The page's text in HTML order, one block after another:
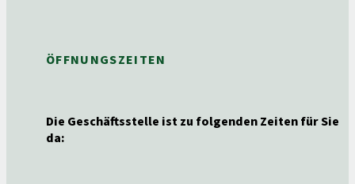
ÖFFNUNGSZEITEN
Die Geschäftsstelle ist zu folgenden Zeiten für Sie
da: